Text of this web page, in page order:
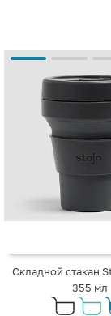
Складной стакан
355 мл